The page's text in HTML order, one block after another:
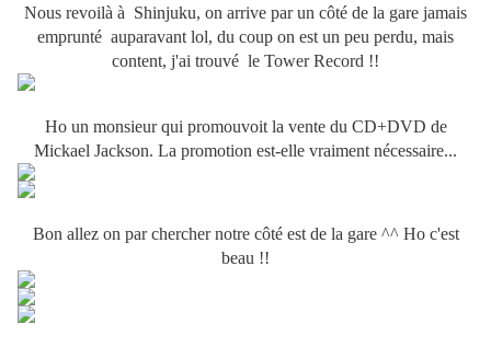
Nous revoilà à Shinjuku, on arrive par un côté de la gare jamais
emprunté auparavant lol, du coup on est un peu perdu, mais
content, j'ai trouvé le Tower Record !!
Ho un monsieur qui promouvoit la vente du CD+DVD de
Mickael Jackson. La promotion est-elle vraiment nécessaire...
Bon allez on par chercher notre côté est de la gare ^^ Ho c'est
beau !!